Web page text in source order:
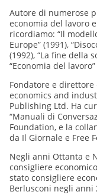
Autore di numerose
economia del lavoro
ricordiamo: “Il
Europe” (1991),
(1992), “La fine della
“Economia del lavoro”
Fondatore e
economics and
Publishing Ltd. Ha
“Manuali di
Foundation, e la
da Il Giornale e Free
Negli anni Ottanta e
consigliere
stato consigliere
Berlusconi negli anni